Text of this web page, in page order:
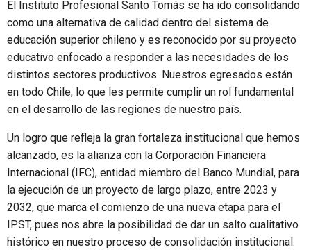
El Instituto Profesional Santo Tomás se ha ido consolidando
como una alternativa de calidad dentro del sistema de
educación superior chileno y es reconocido por su proyecto
educativo enfocado a responder a las necesidades de los
distintos sectores productivos. Nuestros egresados están
en todo Chile, lo que les permite cumplir un rol fundamental
en el desarrollo de las regiones de nuestro país.
Un logro que refleja la gran fortaleza institucional que hemos
alcanzado, es la alianza con la Corporación Financiera
Internacional (IFC), entidad miembro del Banco Mundial, para
la ejecución de un proyecto de largo plazo, entre 2023 y
2032, que marca el comienzo de una nueva etapa para el
IPST, pues nos abre la posibilidad de dar un salto cualitativo
histórico en nuestro proceso de consolidación institucional.